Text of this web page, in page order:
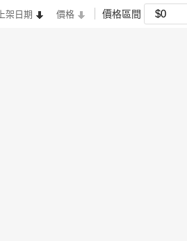
上架日期 價格 價格區間